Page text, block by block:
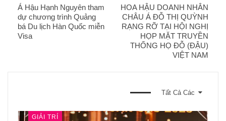
Á Hậu Hạnh Nguyên tham
dự chương trình Quảng
bá Du lịch Hàn Quốc miễn
Visa
HOA HẬU DOANH NHÂN
CHÂU Á ĐỖ THỊ QUỲNH
RẠNG RỠ TẠI HỘI NGHỊ
HỌP MẶT TRUYỀN
THỐNG HỌ ĐỖ (ĐẬU)
VIỆT NAM
Tất Cả Các
GIẢI TRÍ